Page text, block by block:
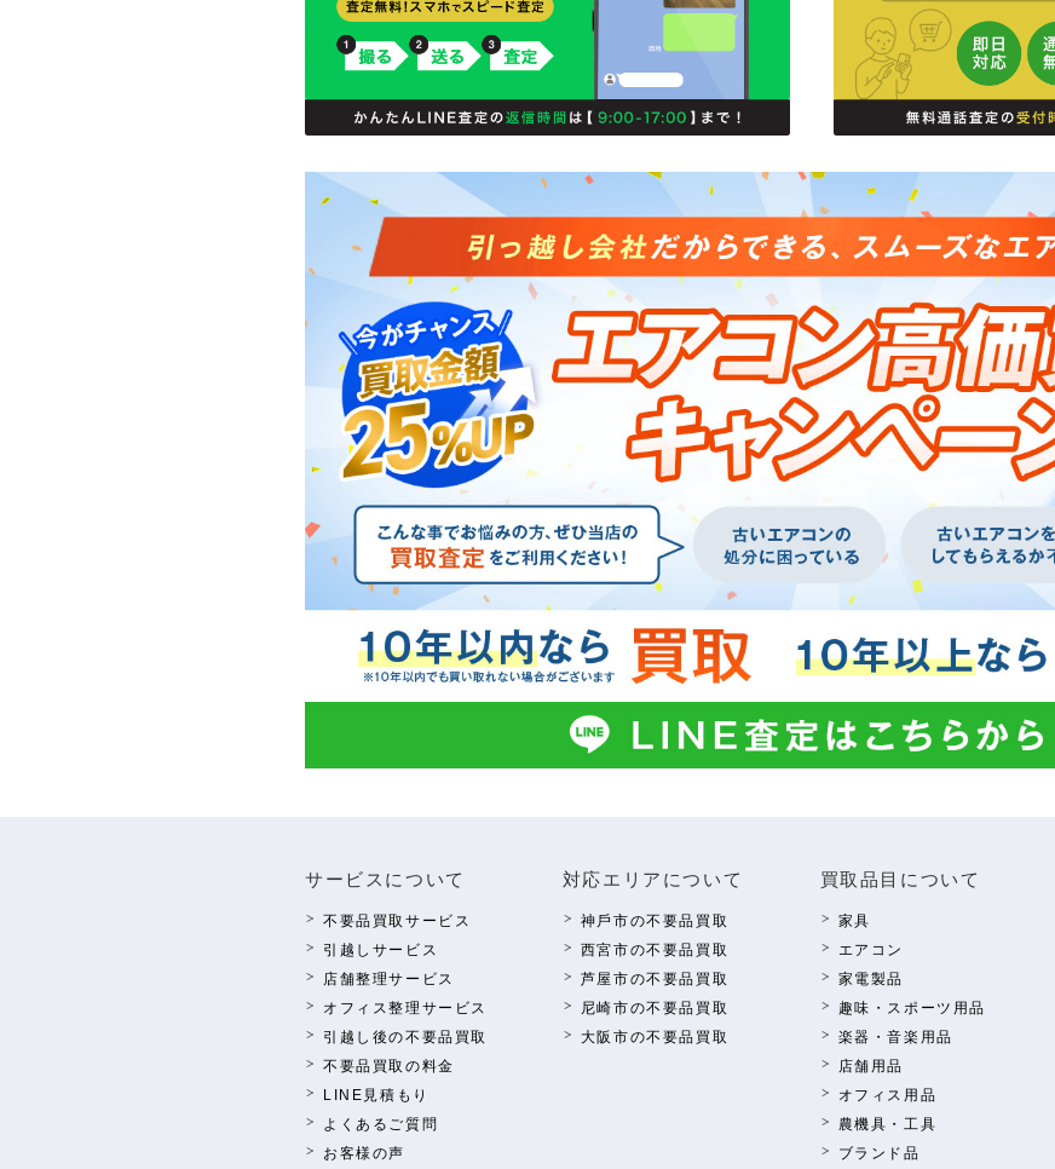
サービスについて
不要品買取サービス
引越しサービス
店舗整理サービス
オフィス整理サービス
引越し後の不要品買取
不要品買取の料⾦
LINE⾒積もり
よくあるご質問
お客様の声
対応エリアについて
神⼾市の不要品買取
西宮市の不要品買取
芦屋市の不要品買取
尼崎市の不要品買取
⼤阪市の不要品買取
買取品⽬について
家具
エアコン
家電製品
趣味・スポーツ⽤品
楽器・⾳楽⽤品
店舗⽤品
オフィス⽤品
農機具・⼯具
ブランド品